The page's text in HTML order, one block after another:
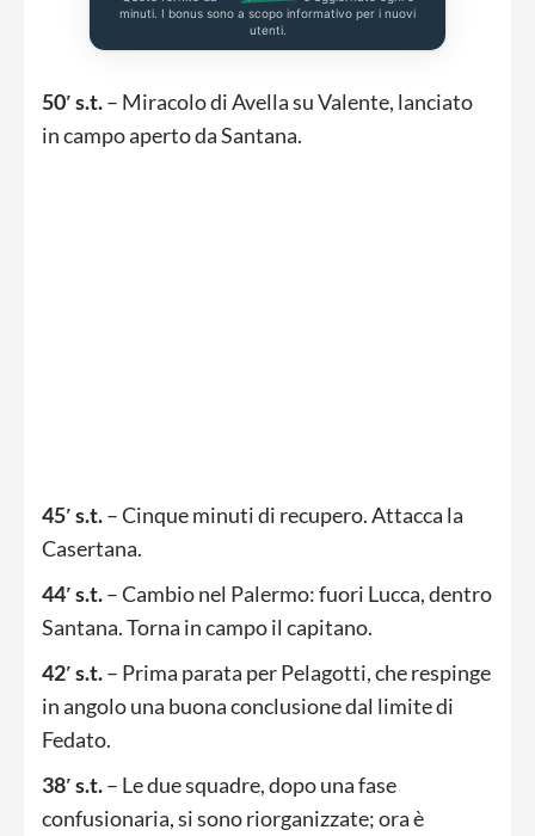
minuti. I bonus sono a scopo informativo per i nuovi
utenti.
50′ s.t.– Miracolo di Avella su Valente, lanciato
in campo aperto da Santana.
45′ s.t.– Cinque minuti di recupero. Attacca la
Casertana.
44′ s.t.– Cambio nel Palermo: fuori Lucca, dentro
Santana. Torna in campo il capitano.
42′ s.t.– Prima parata per Pelagotti, che respinge
in angolo una buona conclusione dal limite di
Fedato.
38′ s.t.– Le due squadre, dopo una fase
confusionaria, si sono riorganizzate; ora è